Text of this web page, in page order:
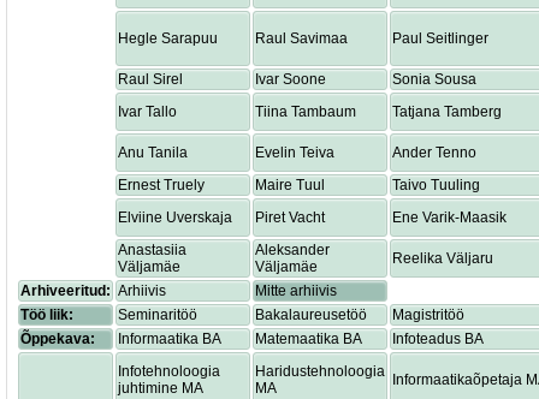
Hegle Sarapuu Raul Savimaa Paul Seitlinger
Raul Sirel Ivar Soone
Sonia Sousa
Ivar Tallo
Tiina Tambaum Tatjana Tamberg
Anu Tanila Evelin Teiva
Ander Tenno
Ernest Truely
Maire Tuul
Taivo Tuuling
Elviine Uverskaja
Piret Vacht
Ene Varik-Maasik
Anastasiia
Väljamäe
Aleksander
Väljamäe
Reelika Väljaru
Arhiveeritud: Arhiivis
Mitte arhiivis
Töö liik:
Seminaritöö Bakalaureusetöö
Magistritöö
Õppekava:
Informaatika BA Matemaatika BA
Infoteadus BA
Infotehnoloogia
juhtimine MA
Haridustehnoloogia
MA
Informaatikaõpetaja